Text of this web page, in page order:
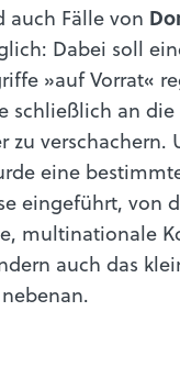
auch Fälle von
Dabei soll
»auf Vorrat«
schließlich an
zu verschachern.
eine
eingeführt, von
multinationale
auch das